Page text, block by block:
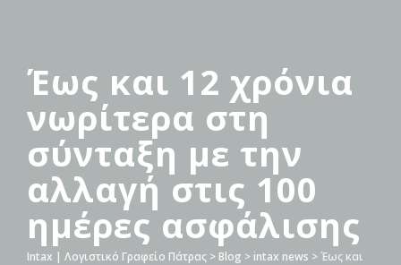
Έως και 12 χρόνια
νωρίτερα στη
σύνταξη με την
αλλαγή στις 100
ημέρες ασφάλισης
Intax | Λογιστικό Γραφείο Πάτρας > Blog > intax news >Έως και